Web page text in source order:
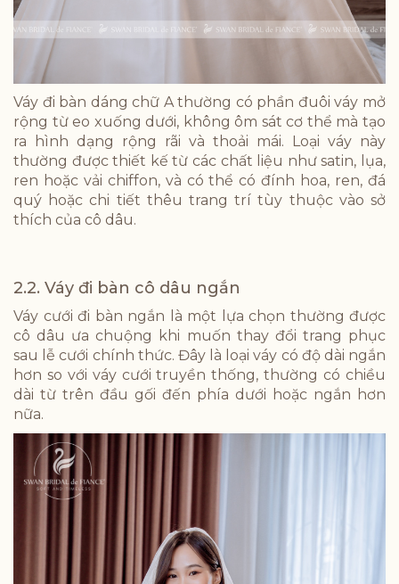
Váy đi bàn dáng chữ A thường có phần đuôi váy mở
rộng từ eo xuống dưới, không ôm sát cơ thể mà tạo
ra hình dạng rộng rãi và thoải mái. Loại váy này
thường được thiết kế từ các chất liệu như satin, lụa,
ren hoặc vải chiffon, và có thể có đính hoa, ren, đá
quý hoặc chi tiết thêu trang trí tùy thuộc vào sở
thích của cô dâu.
2.2. Váy đi bàn cô dâu ngắn
Váy cưới đi bàn ngắn là một lựa chọn thường được
cô dâu ưa chuộng khi muốn thay đổi trang phục
sau lễ cưới chính thức. Đây là loại váy có độ dài ngắn
hơn so với váy cưới truyền thống, thường có chiều
dài từ trên đầu gối đến phía dưới hoặc ngắn hơn
nữa.